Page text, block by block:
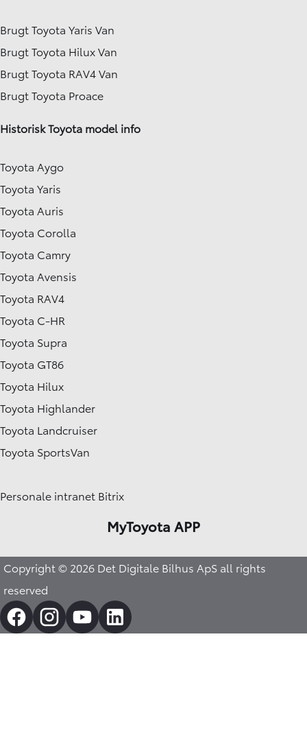
Brugt Toyota Yaris Van
Brugt Toyota Hilux Van
Brugt Toyota RAV4 Van
Brugt Toyota Proace
Historisk Toyota model info
Toyota Aygo
Toyota Yaris
Toyota Auris
Toyota Corolla
Toyota Camry
Toyota Avensis
Toyota RAV4
Toyota C-HR
Toyota Supra
Toyota GT86
Toyota Hilux
Toyota Highlander
Toyota Landcruiser
Toyota SportsVan
Personale intranet Bitrix
MyToyota APP
Copyright © 2026 Det Digitale Bilhus ApS all rights
reserved